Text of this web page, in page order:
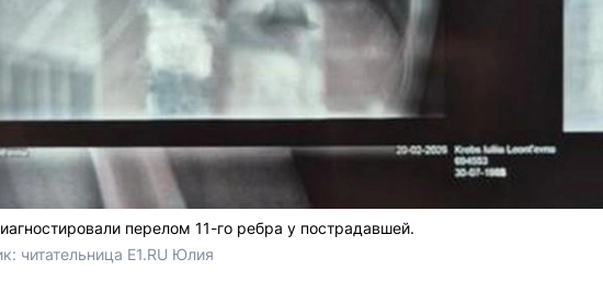
перелом 11-го ребра у пострадавшей.
читательница E1.RU Юлия